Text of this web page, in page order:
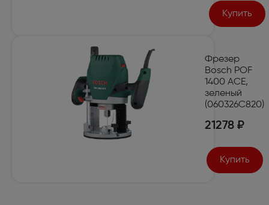
Купить
Фрезер
Bosch POF
1400 ACE,
зеленый
(060326C820)
21278 ₽
Купить